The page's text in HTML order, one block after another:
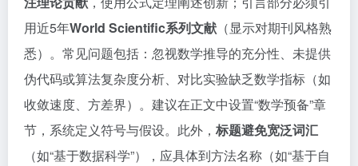
用近5年World Scientific系列文献 （显示对期刊风格熟
悉）。常见问题包括：忽视数学推导的充分性、未提供
伪代码或算法复杂度分析、对比实验缺乏数学指标（如
收敛速度、方差界）。建议在正文中设置“数学预备”章
节，系统定义符号与假设。此外， 标题避免宽泛词汇
（如“基于数据科学”），应具体到方法名称（如“基于自